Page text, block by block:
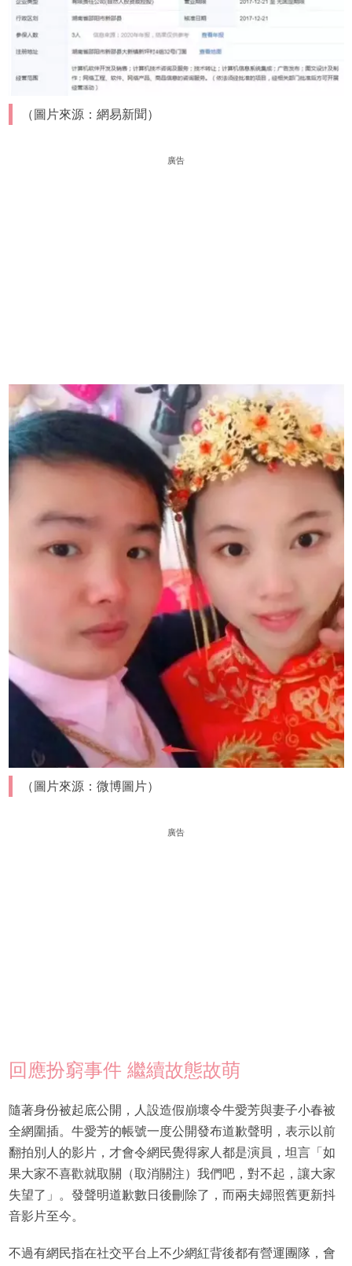
（圖片來源：網易新聞）
廣告
（圖片來源：微博圖片）
廣告
回應扮窮事件 繼續故態故萌
隨著身份被起底公開，人設造假崩壞令牛愛芳與妻子小春被
全網圍插。牛愛芳的帳號一度公開發布道歉聲明，表示以前
翻拍別人的影片，才會令網民覺得家人都是演員，坦言「如
果大家不喜歡就取關（取消關注）我們吧，對不起，讓大家
失望了」。發聲明道歉數日後刪除了，而兩夫婦照舊更新抖
音影片至今。
不過有網民指在社交平台上不少網紅背後都有營運團隊，會